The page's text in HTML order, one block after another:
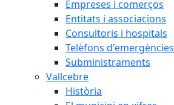
Empreses i comerços
Entitats i associacions
Consultoris i hospitals
Telèfons d'emergències
Subministraments
Vallcebre
Història